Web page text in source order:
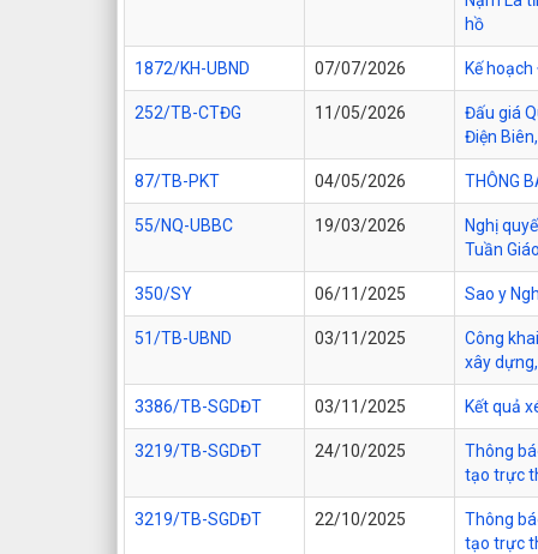
hồ
1872/KH-UBND 07/07/2026 Kế
252/TB-CTĐG 11/05/2026
Đấu giá
Điện Biên,
87/TB-PKT 04/05/2026 THÔNG
55/NQ-UBBC 19/03/2026
Nghị
Tuần
350/SY 06/11/2025 Sao y
51/TB-UBND 03/11/2025
Công
xây
3386/TB-SGDĐT 03/11/2025 Kết quả
3219/TB-SGDĐT 24/10/2025
Thông
tạo trực
3219/TB-SGDĐT 22/10/2025
Thông
tạo trực